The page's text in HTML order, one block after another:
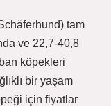
tam
ve 22,7-40,8
köpekleri
bir yaşam
için fiyatlar